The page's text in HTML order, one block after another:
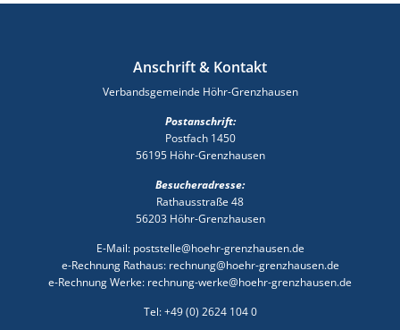
Anschrift & Kontakt
Verbandsgemeinde Höhr-Grenzhausen
Postanschrift:
Postfach 1450
56195 Höhr-Grenzhausen
Besucheradresse:
Rathausstraße 48
56203 Höhr-Grenzhausen
E-Mail: poststelle@hoehr-grenzhausen.de
e-Rechnung Rathaus: rechnung@hoehr-grenzhausen.de
e-Rechnung Werke: rechnung-werke@hoehr-grenzhausen.de
Tel: +49 (0) 2624 104 0